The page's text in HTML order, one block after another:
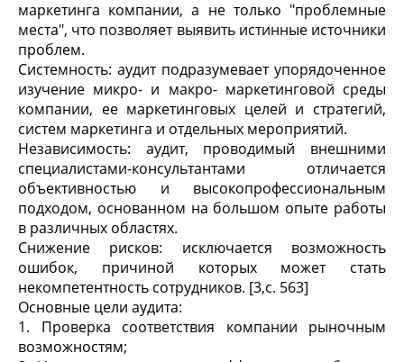
маркетинга компании, а не только "проблемные
места", что позволяет выявить истинные источники
проблем.
Системность: аудит подразумевает упорядоченное
изучение микро- и макро- маркетинговой среды
компании, ее маркетинговых целей и стратегий,
систем маркетинга и отдельных мероприятий.
Независимость: аудит, проводимый внешними
специалистами-консультантами отличается
объективностью и высокопрофессиональным
подходом, основанном на большом опыте работы
в различных областях.
Снижение рисков: исключается возможность
ошибок, причиной которых может стать
некомпетентность сотрудников. [3,c. 563]
Основные цели аудита:
1. Проверка соответствия компании рыночным
возможностям;